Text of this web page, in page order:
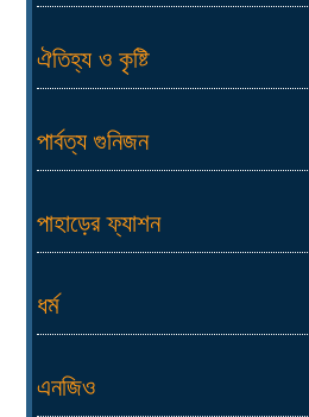
ঐতিহ্য ও কৃষ্টি
পার্বত্য গুনিজন
পাহাড়ের ফ্যাশন
ধর্ম
এনজিও